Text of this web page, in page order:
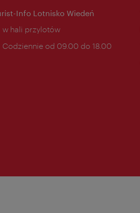
Info Lotnisko Wiedeń
Miejsce:
w hali przylotów
Godziny
Codziennie od 09.00 do 18.00